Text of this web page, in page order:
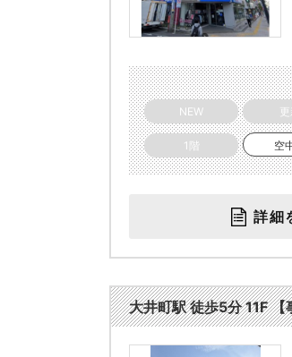
NEW
1階 空
詳細
大井町駅 徒歩5分 11F